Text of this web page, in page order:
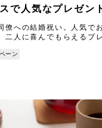
で人気なプレゼン
僚への結婚祝い。人気で
二人に喜んでもらえるプ
ーン